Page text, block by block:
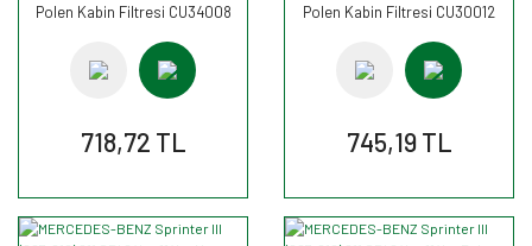
Polen Kabin Filtresi CU34008
718,72 TL
Polen Kabin Filtresi CU30012
745,19 TL